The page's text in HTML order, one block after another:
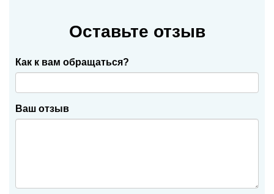
Оставьте отзыв
Как к вам обращаться?
Ваш отзыв